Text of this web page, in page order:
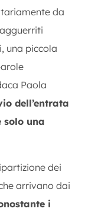
da
una piccola
Paola
dell’entrata
solo una
dei
arrivano dai
i